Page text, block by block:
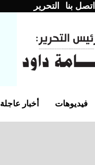
اتصل بنا التحرير
أخبار عاجلة فيديوهات